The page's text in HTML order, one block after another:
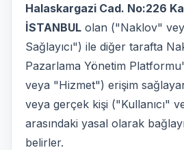
Halaskargazi Cad. No:226
İSTANBUL olan ("Naklov"
Sağlayıcı") ile diğer tarafta
Pazarlama Yönetim
veya "Hizmet") erişim
veya gerçek kişi ("Kullanıcı"
arasındaki yasal olarak
belirler.